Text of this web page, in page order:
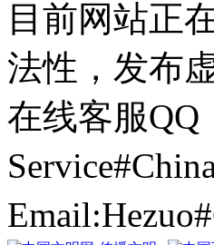
目前网站正
法性，发布
在线客服QQ